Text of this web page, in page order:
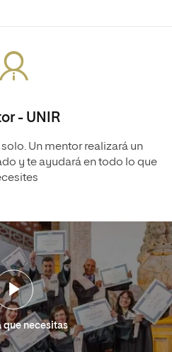
- UNIR
solo. Un mentor realizará un
y te ayudará en todo lo que
que necesitas